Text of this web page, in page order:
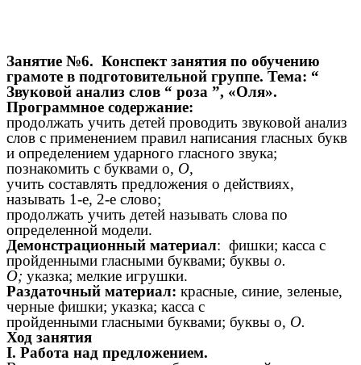
Занятие №6. Конспект занятия по обучению
грамоте в подготовительной группе. Тема: “
Звуковой анализ слов “ роза ”, «Оля».
Программное содержание:
продолжать учить детей проводить звуковой анализ
слов с применением правил написания гласных букв
и определением ударного гласного звука;
познакомить с буквами о, О,
учить составлять предложения о действиях,
называть 1-е, 2-е слово;
продолжать учить детей называть слова по
определенной модели.
Демонстрационный материал: фишки; касса с
пройденными гласными буквами; буквы о.
О; указка; мелкие игрушки.
Раздаточный материал: красные, синие, зеленые,
черные фишки; указка; касса с
пройденными гласными буквами; буквы о, О.
Ход занятия
I. Работа над предложением.